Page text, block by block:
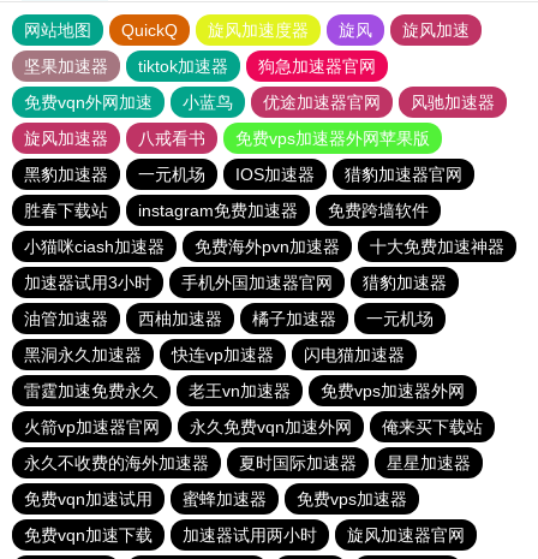
网站地图 QuickQ 旋风加速度器 旋风
旋风加速
坚果加速器
tiktok加速器
狗急加速器官网
免费vqn外网加速
小蓝鸟 优途加速器官网
风驰加速器
旋风加速器
八戒看书
免费vps加速器外网苹果版
黑豹加速器
一元机场 IOS加速器
猎豹加速器官网
胜春下载站
instagram免费加速器
免费跨墙软件
小猫咪ciash加速器
免费海外pvn加速器
十大免费加速神器
加速器试用3小时
手机外国加速器官网
猎豹加速器
油管加速器
西柚加速器 橘子加速器
一元机场
黑洞永久加速器
快连vp加速器
闪电猫加速器
雷霆加速免费永久
老王vn加速器
免费vps加速器外网
火箭vp加速器官网
永久免费vqn加速外网
俺来买下载站
永久不收费的海外加速器
夏时国际加速器
星星加速器
免费vqn加速试用
蜜蜂加速器
免费vps加速器
免费vqn加速下载
加速器试用两小时 旋风加速器官网